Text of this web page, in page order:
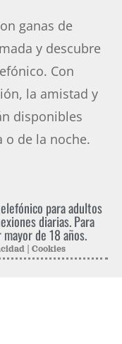
ganas de
y descubre
Con
la amistad y
disponibles
o de la noche.
Cookies
para adultos
diarias. Para
de 18 años.